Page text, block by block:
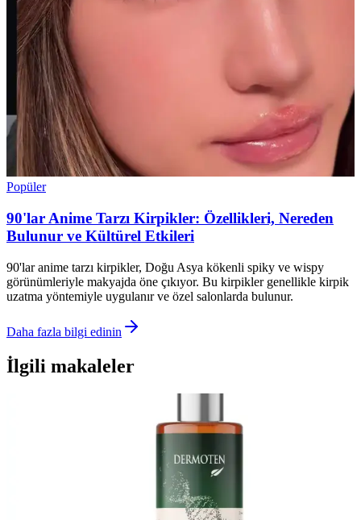
Popüler
90'lar Anime Tarzı Kirpikler: Özellikleri, Nereden
Bulunur ve Kültürel Etkileri
90'lar anime tarzı kirpikler, Doğu Asya kökenli spiky ve wispy
görünümleriyle makyajda öne çıkıyor. Bu kirpikler genellikle kirpik
uzatma yöntemiyle uygulanır ve özel salonlarda bulunur.
Daha fazla bilgi edinin
İlgili makaleler